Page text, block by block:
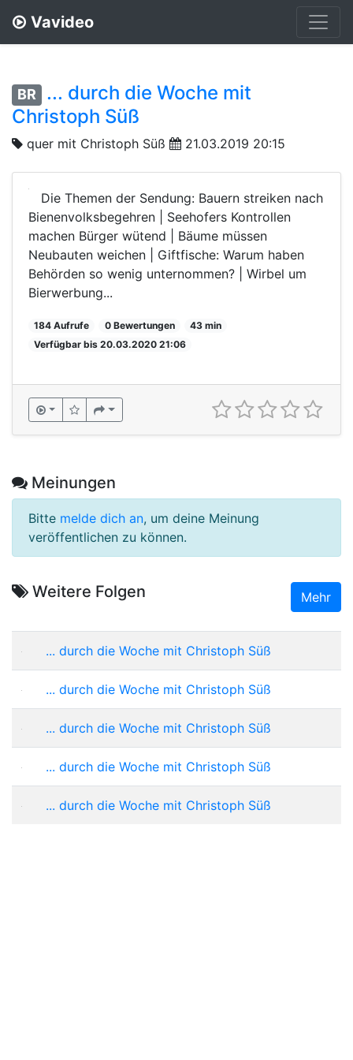
Vavideo
BR
... durch die Woche mit
Christoph Süß
quer mit Christoph Süß 21.03.2019 20:15
Die Themen der Sendung: Bauern streiken nach
Bienenvolksbegehren | Seehofers Kontrollen
machen Bürger wütend | Bäume müssen
Neubauten weichen | Giftfische: Warum haben
Behörden so wenig unternommen? | Wirbel um
Bierwerbung...
184 Aufrufe 0 Bewertungen
43 min
Verfügbar bis 20.03.2020 21:06
Meinungen
Bitte melde dich an, um deine Meinung
veröffentlichen zu können.
Weitere Folgen Mehr
... durch die Woche mit Christoph Süß
... durch die Woche mit Christoph Süß
... durch die Woche mit Christoph Süß
... durch die Woche mit Christoph Süß
... durch die Woche mit Christoph Süß